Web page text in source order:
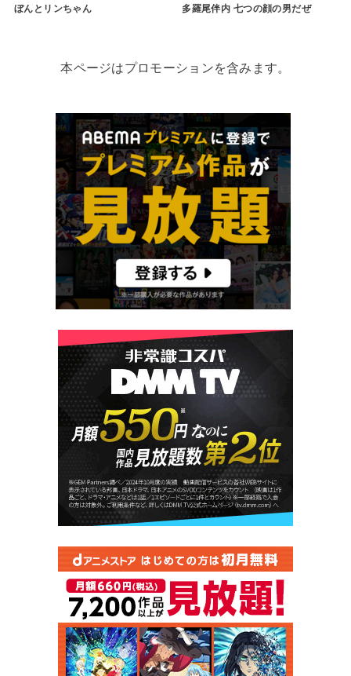
ぼんとリンちゃん 多羅尾伴内 七つの顔の男だぜ
本ページはプロモーションを含みます。